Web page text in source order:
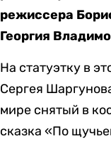
режиссера
Георгия
На статуэтку в
Сергея
мире снятый в
сказка «По